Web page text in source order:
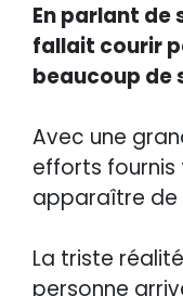
En parlant de
fallait courir
beaucoup de
Avec une
efforts fournis
apparaître
La triste
personne